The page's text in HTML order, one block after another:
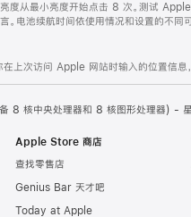
度从最小亮度开始点击 8 次。测试
。电池续航时间依使用情况和设置的不
上次访问 Apple 网站时输入的位置信息
8 核中央处理器和 8 核图形处理器) -
Apple Store 商店
查找零售店
Genius Bar 天才吧
Today at Apple